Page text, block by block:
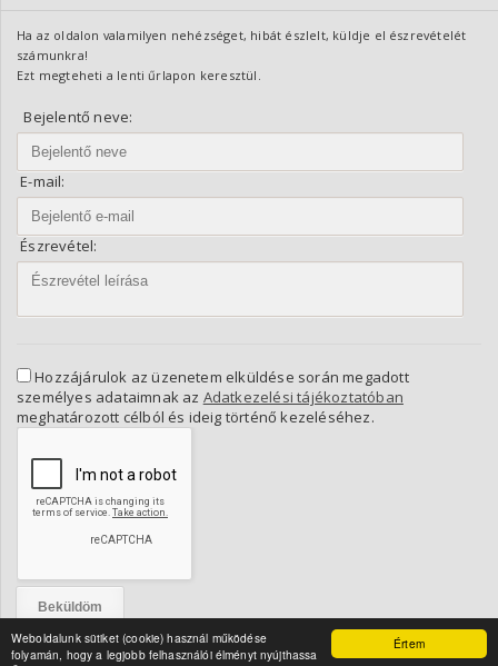
Értem
Weboldalunk sütiket (cookie) használ működése
folyamán, hogy a legjobb felhasználói élményt nyújthassa
Ha az oldalon valamilyen nehézséget, hibát észlelt, küldje el észrevételét
számunkra!
Ezt megteheti a lenti űrlapon keresztül.
Bejelentő neve:
E-mail:
Észrevétel:
Hozzájárulok az üzenetem elküldése során megadott
személyes adataimnak az Adatkezelési tájékoztatóban
meghatározott célból és ideig történő kezeléséhez.